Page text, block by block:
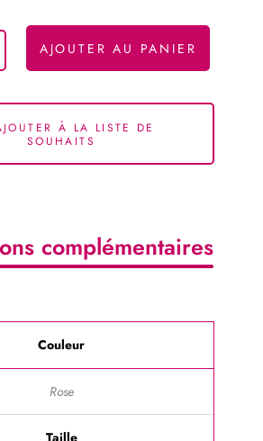
AJOUTER AU PANIER
À LA LISTE DE
SOUHAITS
complémentaires
Couleur
Rose